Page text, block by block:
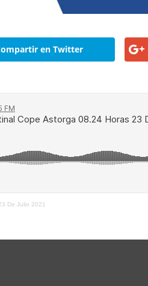
en Twitter
De Julio 2021